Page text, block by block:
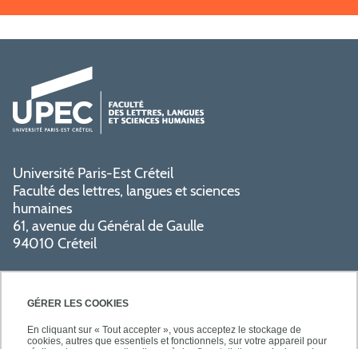
GÉRER LES COOKIES
En cliquant sur « Tout accepter », vous acceptez le stockage de
cookies, autres que essentiels et fonctionnels, sur votre appareil pour
Université Paris-Est Créteil
Faculté des lettres, langues et sciences
humaines
61, avenue du Général de Gaulle
94010 Créteil